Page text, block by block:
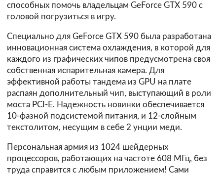
способных помочь владельцам GeForce GTX 590 с
головой погрузиться в игру.
Специально для GeForce GTX 590 была разработана
инновационная система охлаждения, в которой для
каждого из графических чипов предусмотрена своя
собственная испарительная камера. Для
эффективной работы тандема из GPU на плате
распаян дополнительный чип, выступающий в роли
моста PCI-E. Надежность новинки обеспечивается
10-фазной подсистемой питания, и 12-слойным
текстолитом, несущим в себе 2 унции меди.
Персональная армия из 1024 шейдерных
процессоров, работающих на частоте 608 МГц, без
труда справится с любым приложением! Сами